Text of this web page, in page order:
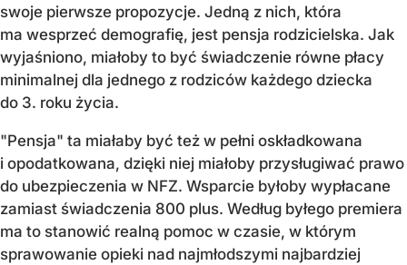
swoje pierwsze propozycje. Jedną z nich, która
ma wesprzeć demografię, jest pensja rodzicielska. Jak
wyjaśniono, miałoby to być świadczenie równe płacy
minimalnej dla jednego z rodziców każdego dziecka
do 3. roku życia.
"Pensja" ta miałaby być też w pełni oskładkowana
i opodatkowana, dzięki niej miałoby przysługiwać prawo
do ubezpieczenia w NFZ. Wsparcie byłoby wypłacane
zamiast świadczenia 800 plus. Według byłego premiera
ma to stanowić realną pomoc w czasie, w którym
sprawowanie opieki nad najmłodszymi najbardziej